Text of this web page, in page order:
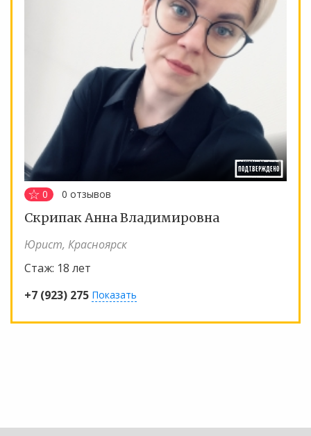
0 0 отзывов
Скрипак Анна Владимировна
Юрист, Красноярск
Стаж: 18 лет
+7 (923) 275 Показать